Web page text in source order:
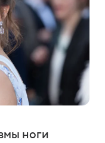
ноги